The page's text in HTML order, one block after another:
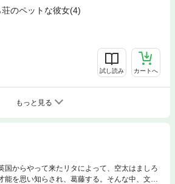
荘のペットな彼女(4)
試し読み カートへ
もっと見る
国からやって来たリタによって、空太はましろ
能を思い知らされ、葛藤する。そんな中、文化